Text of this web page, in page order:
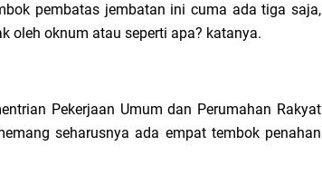
pembatas jembatan ini cuma ada tiga saja,
oleh oknum atau seperti apa? katanya.
Pekerjaan Umum dan Perumahan Rakyat
seharusnya ada empat tembok penahan